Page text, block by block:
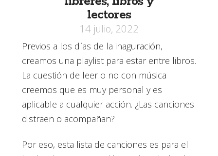
lectores
14 julio, 2022
Previos a los días de la inaguración,
creamos una playlist para estar entre libros.
La cuestión de leer o no con música
creemos que es muy personal y es
aplicable a cualquier acción. ¿Las canciones
distraen o acompañan?
Por eso, esta lista de canciones es para el